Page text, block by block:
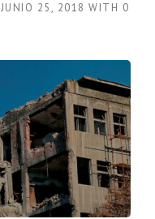
JUNIO 25, 2018 WITH 0